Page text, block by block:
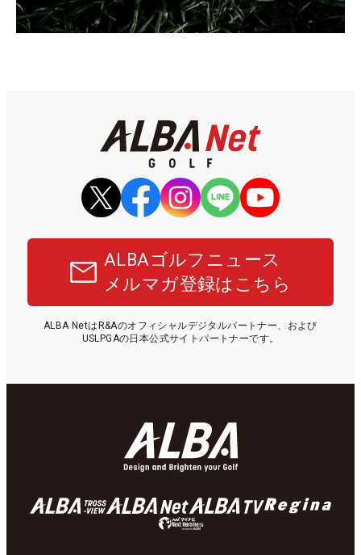
ALBAゴルフニュース
メルマガ登録はこちら
ALBA NetはR&Aのオフィシャルデジタルパートナー、および
USLPGAの日本公式サイトパートナーです。